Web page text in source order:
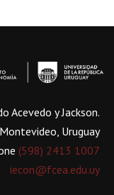
Acevedo y Jackson.
Montevideo, Uruguay
(598) 2413 1007
iecon@fcea.edu.uy